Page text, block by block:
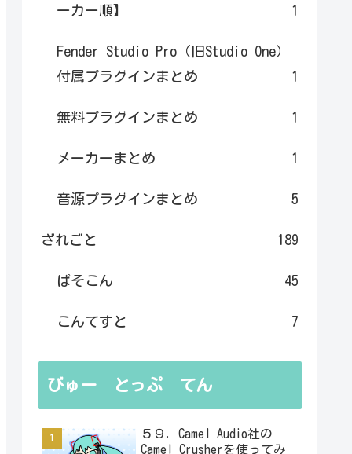
ーカー順】 1
Fender Studio Pro（旧Studio One）
付属プラグインまとめ
1
無料プラグインまとめ 1
メーカーまとめ 1
音源プラグインまとめ 5
ざれごと 189
ぱそこん 45
こんてすと 7
びゅー とっぷ てん
５９．Camel Audio社の
Camel Crusherを使ってみ